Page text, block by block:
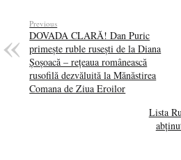
Previous
DOVADA CLARĂ! Dan Puric
primește ruble rusești de la Diana
Șoșoacă – rețeaua românească
rusofilă dezvăluită la Mănăstirea
Comana de Ziua Eroilor
Lista